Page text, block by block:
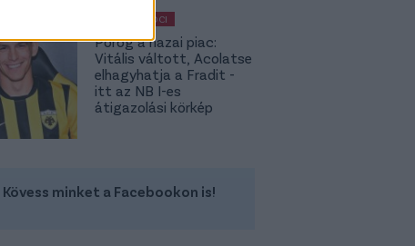
MAGYAR FOCI
Pörög a hazai piac:
Vitális váltott, Acolatse
elhagyhatja a Fradit -
itt az NB I-es
átigazolási körkép
Kövess minket a Facebookon is!